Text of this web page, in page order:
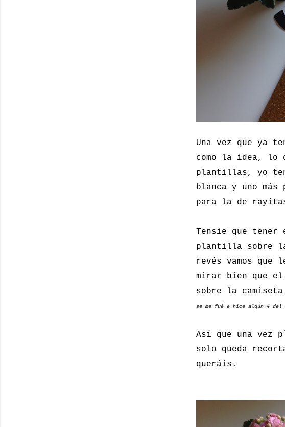
Una vez que ya
como la idea, lo
plantillas, yo
blanca y uno
para la de
Tensie que tener
plantilla sobre
revés vamos
mirar bien que el
sobre la
se me fué e hice algún 4 del
Así que una vez
solo queda
queráis.